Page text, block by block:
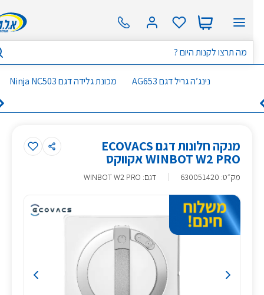
נינג’ה גריל דגם AG653 מכונת גלידה דגם Ninja NC503
מנקה חלונות דגם ECOVACS
WINBOT W2 PRO אקווקס
מק״ט:
630051420 דגם: WINBOT W2 PRO